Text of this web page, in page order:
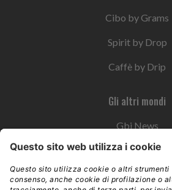
Cibo by Grams
Spirit by Drop
Caffè by Drip
Gli altri mondi
Gbi News
Instoremag
Esplora il gruppo